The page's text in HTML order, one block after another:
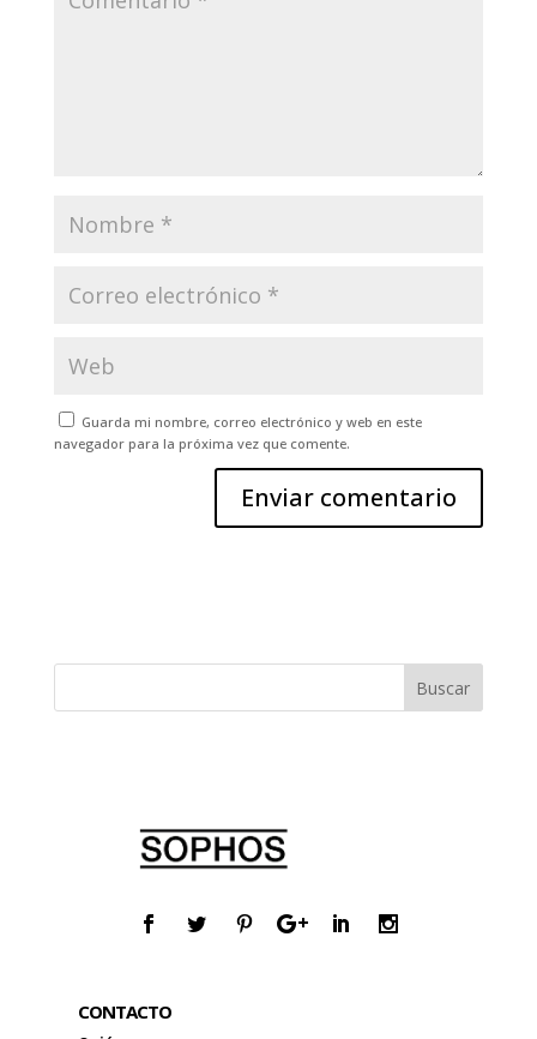
Guarda mi nombre, correo electrónico y web en este
navegador para la próxima vez que comente.
CONTACTO